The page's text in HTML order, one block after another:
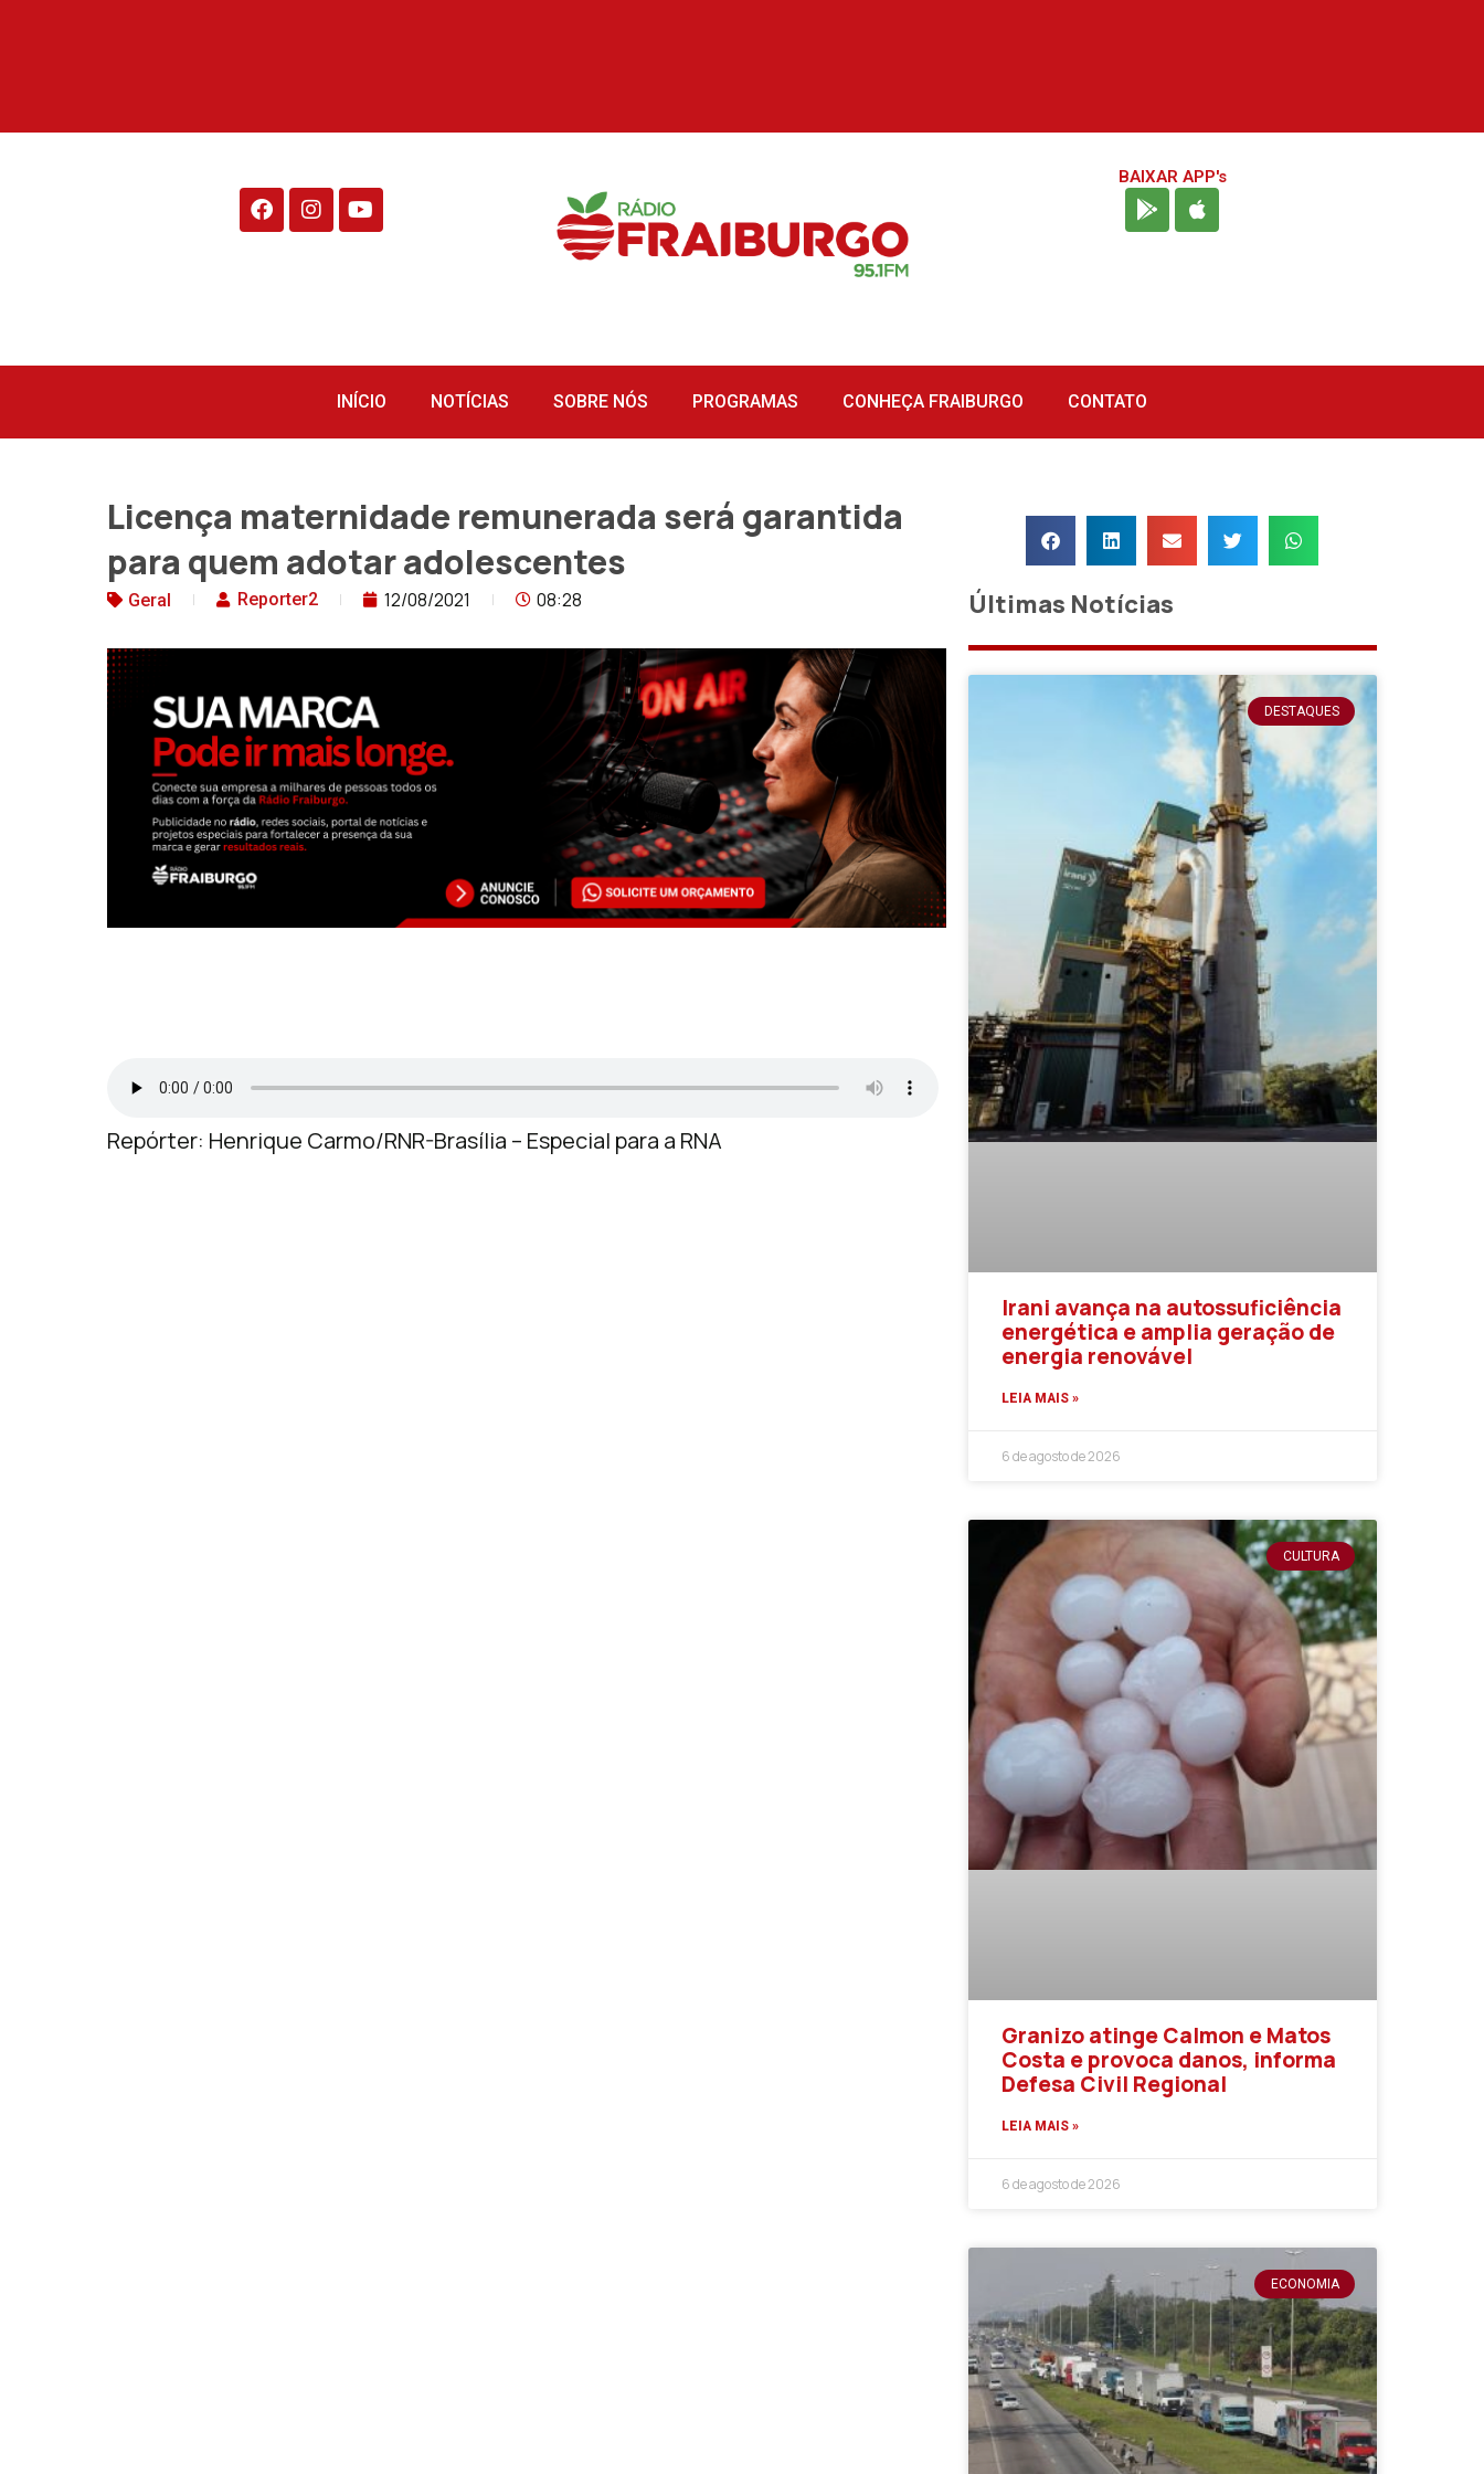
BAIXAR APP's
INÍCIO NOTÍCIAS SOBRE NÓS PROGRAMAS CONHEÇA FRAIBURGO CONTATO
Licença maternidade remunerada será garantida
para quem adotar adolescentes
Geral Reporter2 12/08/2021 08:28
Repórter: Henrique Carmo/RNR-Brasília – Especial para a RNA
Últimas Notícias
DESTAQUES
Irani avança na autossuficiência
energética e amplia geração de
energia renovável
LEIA MAIS »
6 de agosto de 2026
CULTURA
Granizo atinge Calmon e Matos
Costa e provoca danos, informa
Defesa Civil Regional
LEIA MAIS »
6 de agosto de 2026
ECONOMIA